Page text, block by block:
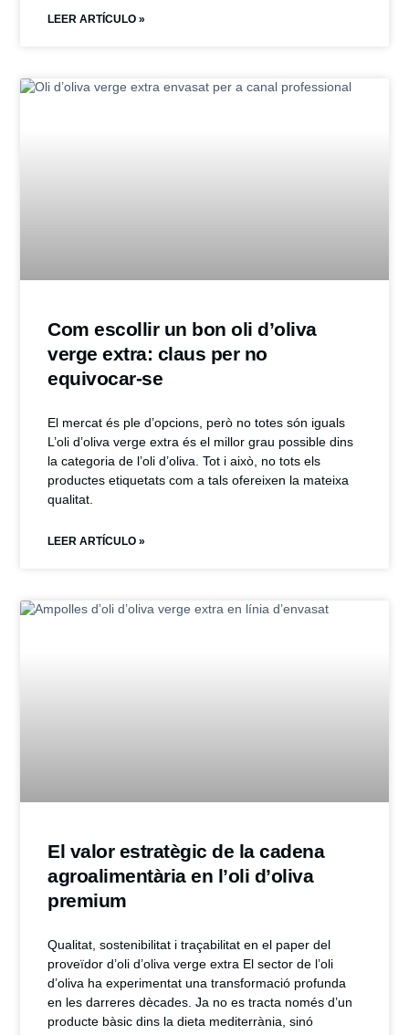
LEER ARTÍCULO »
Com escollir un bon oli d’oliva
verge extra: claus per no
equivocar-se
El mercat és ple d’opcions, però no totes són iguals
L’oli d’oliva verge extra és el millor grau possible dins
la categoria de l’oli d’oliva. Tot i això, no tots els
productes etiquetats com a tals ofereixen la mateixa
qualitat.
LEER ARTÍCULO »
El valor estratègic de la cadena
agroalimentària en l’oli d’oliva
premium
Qualitat, sostenibilitat i traçabilitat en el paper del
proveïdor d’oli d’oliva verge extra El sector de l’oli
d’oliva ha experimentat una transformació profunda
en les darreres dècades. Ja no es tracta només d’un
producte bàsic dins la dieta mediterrània, sinó